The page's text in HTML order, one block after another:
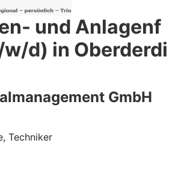
und Anlagenf
d) in Oberderdi
GmbH
Techniker